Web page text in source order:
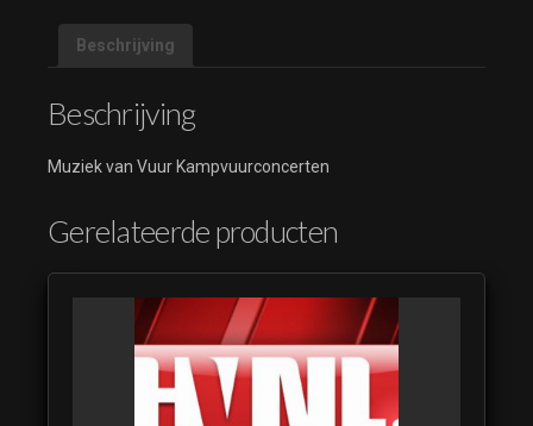
Beschrijving
Beschrijving
Muziek van Vuur Kampvuurconcerten
Gerelateerde producten